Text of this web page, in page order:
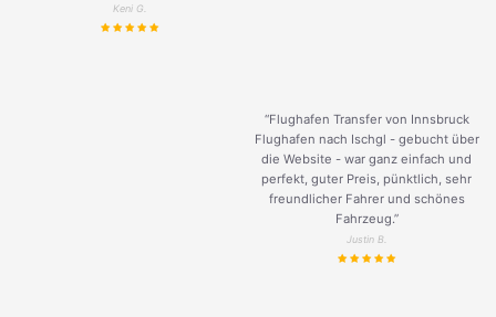
Keni G.
“Flughafen Transfer von Innsbruck
Flughafen nach Ischgl - gebucht über
die Website - war ganz einfach und
perfekt, guter Preis, pünktlich, sehr
freundlicher Fahrer und schönes
Fahrzeug.”
Justin B.